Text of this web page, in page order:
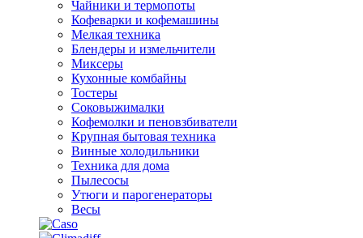
Чайники и термопоты
Кофеварки и кофемашины
Мелкая техника
Блендеры и измельчители
Миксеры
Кухонные комбайны
Тостеры
Соковыжималки
Кофемолки и пеновзбиватели
Крупная бытовая техника
Винные холодильники
Техника для дома
Пылесосы
Утюги и парогенераторы
Весы